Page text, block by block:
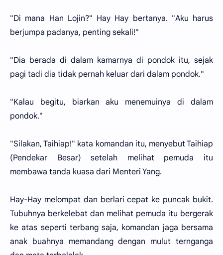
"Di mana Han Lojin?" Hay Hay bertanya. "Aku harus
berjumpa padanya, penting sekali!"
"Dia berada di dalam kamarnya di pondok itu, sejak
pagi tadi dia tidak pernah keluar dari dalam pondok."
"Kalau begitu, biarkan aku menemuinya di dalam
pondok."
"Silakan, Taihiap!" kata komandan itu, menyebut Taihiap
(Pendekar Besar) setelah melihat pemuda itu
membawa tanda kuasa dari Menteri Yang.
Hay-Hay melompat dan berlari cepat ke puncak bukit.
Tubuhnya berkelebat dan melihat pemuda itu bergerak
ke atas seperti terbang saja, komandan jaga bersama
anak buahnya memandang dengan mulut ternganga